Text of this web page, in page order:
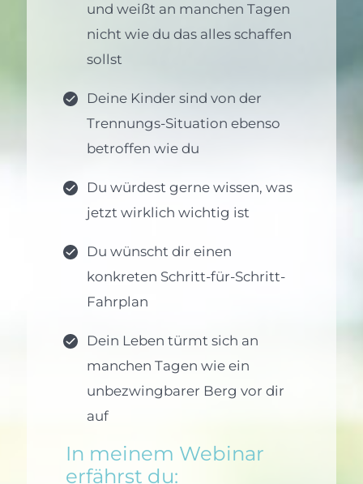
und weißt an manchen Tagen
nicht wie du das alles schaffen
sollst
Deine Kinder sind von der
Trennungs-Situation ebenso
betroffen wie du
Du würdest gerne wissen, was
jetzt wirklich wichtig ist
Du wünscht dir einen
konkreten Schritt-für-Schritt-
Fahrplan
Dein Leben türmt sich an
manchen Tagen wie ein
unbezwingbarer Berg vor dir
auf
In meinem Webinar
erfährst du: